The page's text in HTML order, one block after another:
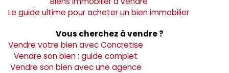
Le guide ultime pour acheter un bien immobilier
Vous cherchez à vendre ?
Vendre votre bien avec Concretise
Vendre son bien : guide complet
Vendre son bien avec une agence